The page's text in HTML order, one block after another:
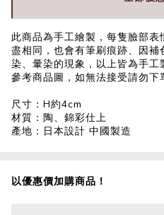
此商品為手工繪製，每隻臉部
盡相同，也會有筆刷痕跡、因
染、暈染的現象，以上皆為手
參考商品圖，如無法接受請勿下
尺寸：H約4cm
材質：陶、錦彩仕上
產地：日本設計 中國製造
以優惠價加購商品！